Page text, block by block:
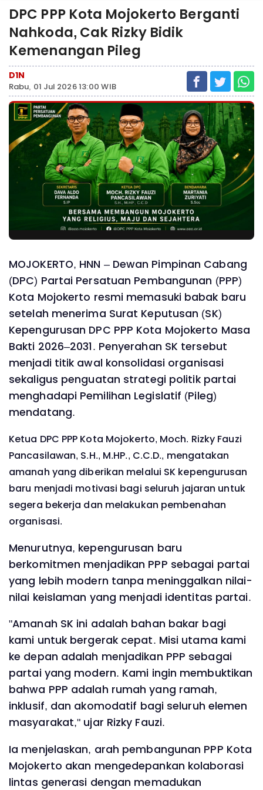
DPC PPP Kota Mojokerto Berganti
Nahkoda, Cak Rizky Bidik
Kemenangan Pileg
D1N
Rabu, 01 Jul 2026 13:00 WIB
MOJOKERTO, HNN – Dewan Pimpinan Cabang
(DPC) Partai Persatuan Pembangunan (PPP)
Kota Mojokerto resmi memasuki babak baru
setelah menerima Surat Keputusan (SK)
Kepengurusan DPC PPP Kota Mojokerto Masa
Bakti 2026–2031. Penyerahan SK tersebut
menjadi titik awal konsolidasi organisasi
sekaligus penguatan strategi politik partai
menghadapi Pemilihan Legislatif (Pileg)
mendatang.
Ketua DPC PPP Kota Mojokerto, Moch. Rizky Fauzi
Pancasilawan, S.H., M.HP., C.C.D., mengatakan
amanah yang diberikan melalui SK kepengurusan
baru menjadi motivasi bagi seluruh jajaran untuk
segera bekerja dan melakukan pembenahan
organisasi.
Menurutnya, kepengurusan baru
berkomitmen menjadikan PPP sebagai partai
yang lebih modern tanpa meninggalkan nilai-
nilai keislaman yang menjadi identitas partai.
"Amanah SK ini adalah bahan bakar bagi
kami untuk bergerak cepat. Misi utama kami
ke depan adalah menjadikan PPP sebagai
partai yang modern. Kami ingin membuktikan
bahwa PPP adalah rumah yang ramah,
inklusif, dan akomodatif bagi seluruh elemen
masyarakat," ujar Rizky Fauzi.
Ia menjelaskan, arah pembangunan PPP Kota
Mojokerto akan mengedepankan kolaborasi
lintas generasi dengan memadukan